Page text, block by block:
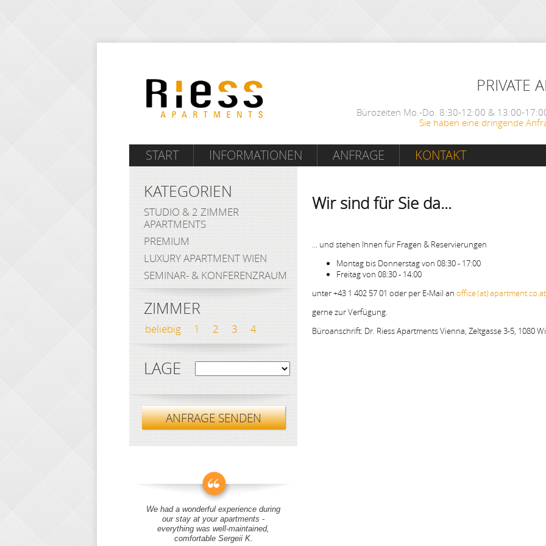
PRIVATE
Bürozeiten Mo.-Do. 8:30-12:00 & 13:00-
Sie haben eine dringende
START INFORMATIONEN ANFRAGE KONTAKT
Wir sind für Sie da...
... und stehen Ihnen für Fragen & Reservierungen
Montag bis Donnerstag von 08:30 - 17:00
Freitag von 08:30 - 14:00
unter +43 1 402 57 01 oder per E-Mail an office (at) apartment.co.at
gerne zur Verfügung.
Büroanschrift: Dr. Riess Apartments Vienna, Zeltgasse 3-5, 1080
KATEGORIEN
STUDIO & 2 ZIMMER
APARTMENTS
PREMIUM
LUXURY APARTMENT WIEN
SEMINAR- & KONFERENZRAUM
ZIMMER
beliebig 1 2 3 4
LAGE
ANFRAGE SENDEN
We had a wonderful experience during
our stay at your apartments -
everything was well-maintained,
comfortable Sergeii K.